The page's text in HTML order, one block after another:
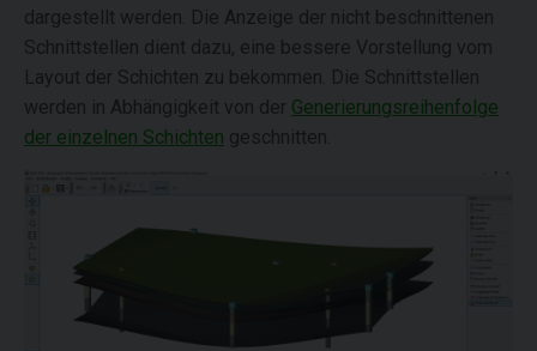
dargestellt werden. Die Anzeige der nicht beschnittenen
Schnittstellen dient dazu, eine bessere Vorstellung vom
Layout der Schichten zu bekommen. Die Schnittstellen
werden in Abhängigkeit von der Generierungsreihenfolge
der einzelnen Schichten geschnitten.